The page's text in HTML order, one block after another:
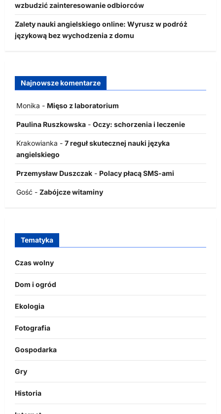
wzbudzić zainteresowanie odbiorców
Zalety nauki angielskiego online: Wyrusz w podróż
językową bez wychodzenia z domu
Najnowsze komentarze
Monika - Mięso z laboratorium
Paulina Ruszkowska - Oczy: schorzenia i leczenie
Krakowianka - 7 reguł skutecznej nauki języka
angielskiego
Przemysław Duszczak - Polacy płacą SMS-ami
Gość - Zabójcze witaminy
Tematyka
Czas wolny
Dom i ogród
Ekologia
Fotografia
Gospodarka
Gry
Historia